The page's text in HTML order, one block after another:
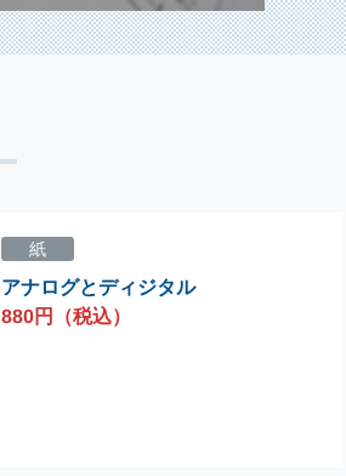
紙
アナログとディジタル
880円（税込）